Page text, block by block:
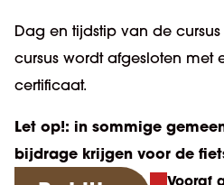
Dag en tijdstip van de
cursus wordt afgesloten met
certificaat.
Let op!: in sommige
bijdrage krijgen voor de
Vooraf